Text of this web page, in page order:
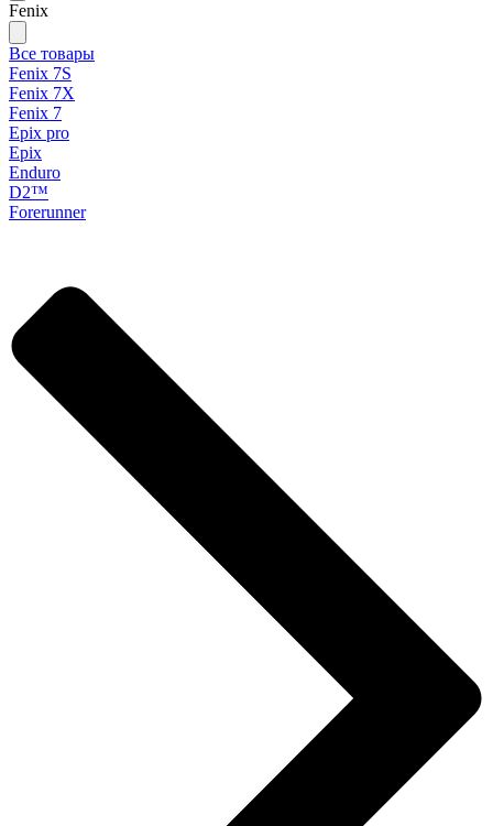
Fenix
Все товары
Fenix 7S
Fenix 7X
Fenix 7
Epix pro
Epix
Enduro
D2™
Forerunner